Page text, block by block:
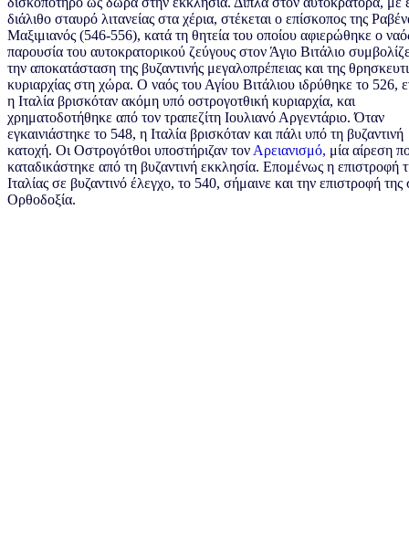
διάλιθο σταυρό λιτανείας στα χέρια, στέκεται ο επίσκοπος της
Μαξιμιανός (546-556), κατά τη θητεία του οποίου αφιερώθηκε ο
παρουσία του αυτοκρατορικού ζεύγους στον Άγιο Βιτάλιο
την αποκατάσταση της βυζαντινής μεγαλοπρέπειας και της
κυριαρχίας στη χώρα. Ο ναός του Αγίου Βιτάλιου ιδρύθηκε το 526,
η Ιταλία βρισκόταν ακόμη υπό οστρογοτθική κυριαρχία, και
χρηματοδοτήθηκε από τον τραπεζίτη Ιουλιανό Αργεντάριο. Όταν
εγκαινιάστηκε το 548, η Ιταλία βρισκόταν και πάλι υπό τη βυζαντινή
κατοχή. Οι Οστρογότθοι υποστήριζαν τον Αρειανισμό, μία αίρεση
καταδικάστηκε από τη βυζαντινή εκκλησία. Επομένως η επιστροφή
Ιταλίας σε βυζαντινό έλεγχο, το 540, σήμαινε και την επιστροφή της
Ορθοδοξία.